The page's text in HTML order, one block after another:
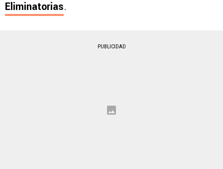
Eliminatorias.
PUBLICIDAD